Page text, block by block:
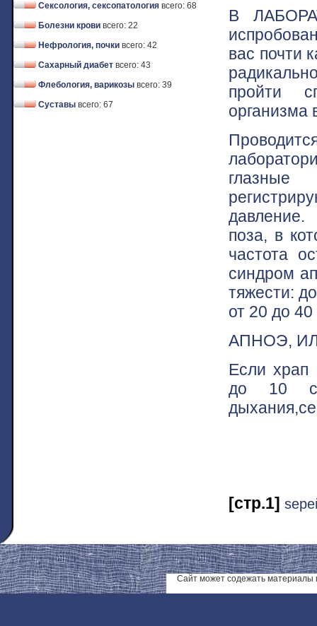
Сексология, сексопатология всего: 68
Болезни крови всего: 22
Нефрология, почки всего: 42
Сахарный диабет всего: 43
Флебология, варикозы всего: 39
Суставы всего: 67
В
вас почти
пройти
организма
глазные
поза, в
частота
синдром
тяжести:
от 20 до
АПНОЭ,
Если храп
до 10
[стр.1]
Сайт может содежать материалы